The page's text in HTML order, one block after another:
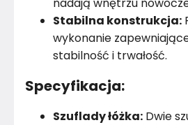
Stabilna konstrukcja:
wykonanie
stabilność i trwałość.
Specyfikacja:
Szuflady łóżka: Dwie